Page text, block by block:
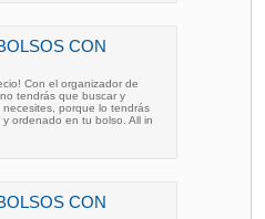
CON
Con el organizador de
tendrás que buscar y
porque lo tendrás
ordenado en tu bolso. All in
CON